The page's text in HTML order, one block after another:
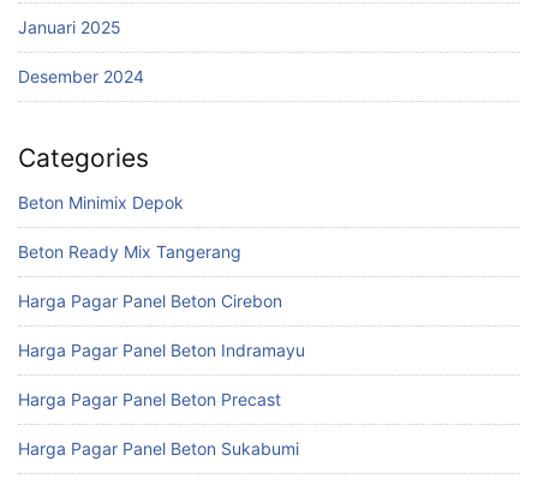
Januari 2025
Desember 2024
Categories
Beton Minimix Depok
Beton Ready Mix Tangerang
Harga Pagar Panel Beton Cirebon
Harga Pagar Panel Beton Indramayu
Harga Pagar Panel Beton Precast
Harga Pagar Panel Beton Sukabumi